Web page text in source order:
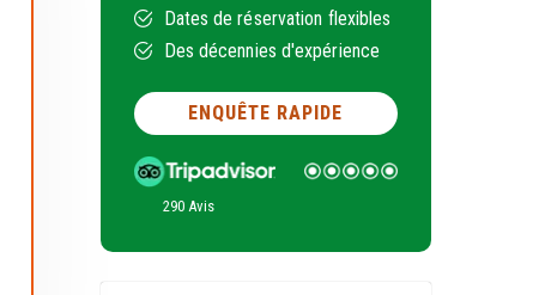
Dates de réservation flexibles
Des décennies d'expérience
ENQUÊTE RAPIDE
290 Avis